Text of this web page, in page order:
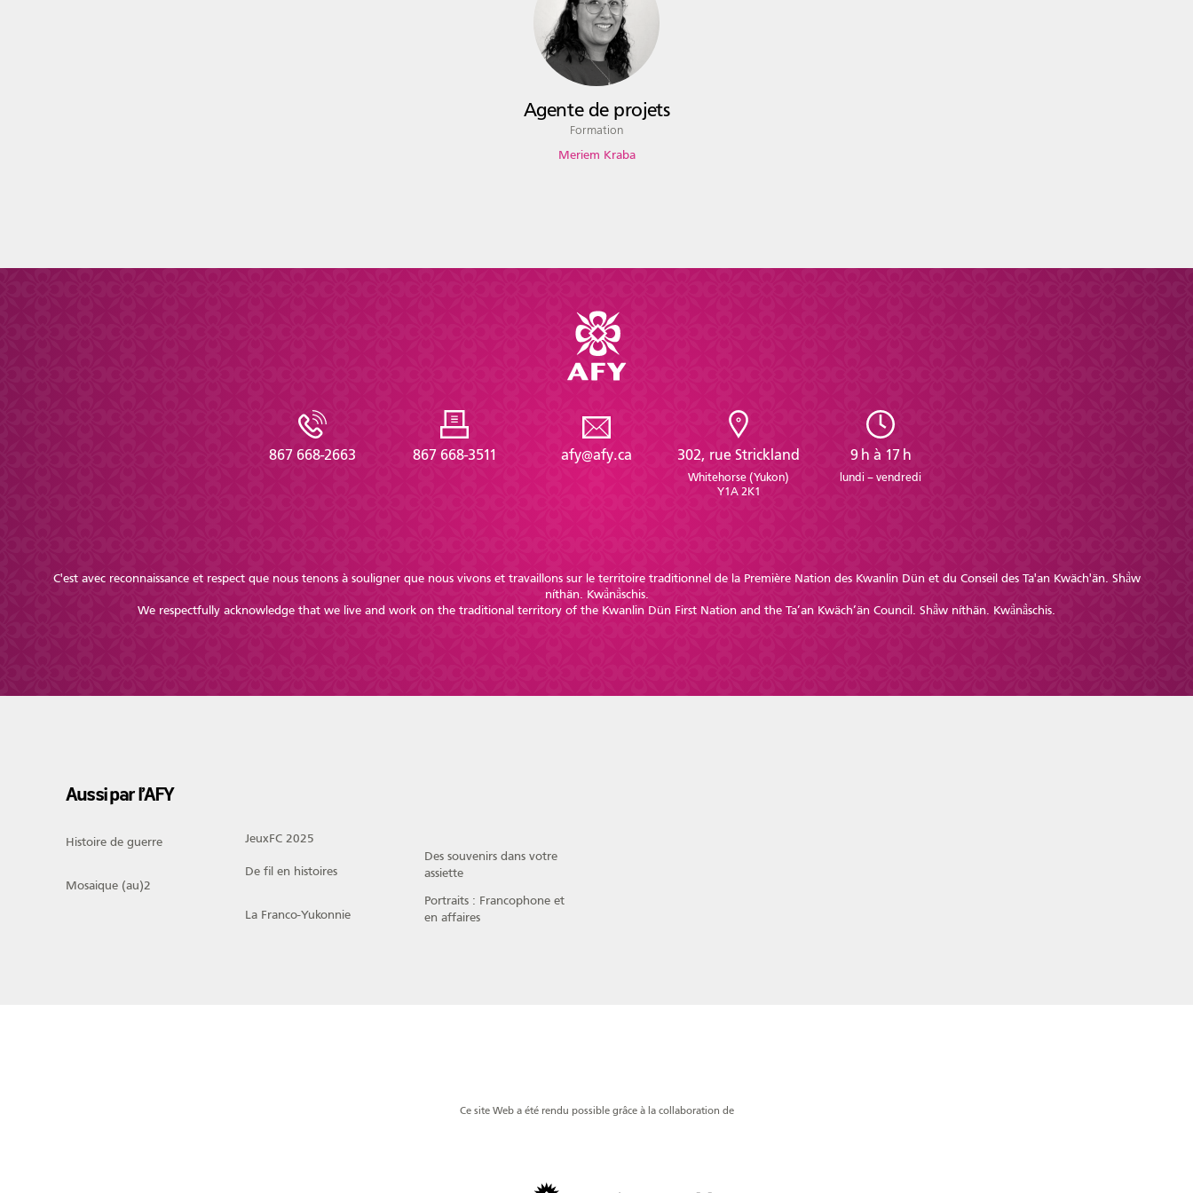
Agente de projets
Formation
Meriem Kraba
867 668-2663 867 668-3511 afy@afy.ca 302, rue Strickland
Whitehorse (Yukon)
Y1A 2K1
9 h à 17 h
lundi – vendredi
C'est avec reconnaissance et respect que nous tenons à souligner que nous vivons et travaillons sur le territoire traditionnel de la Première Nation des Kwanlin Dün et du Conseil des Ta'an Kwäch'än. Shä̀w
níthän. Kwä̀nä̀schis.
We respectfully acknowledge that we live and work on the traditional territory of the Kwanlin Dün First Nation and the Ta’an Kwäch’än Council. Shä̀w níthän. Kwä̀nä̀schis.
Aussi par l’AFY
Histoire de guerre
Mosaique (au)2
JeuxFC 2025
De fil en histoires
La Franco-Yukonnie
Des souvenirs dans votre
assiette
Portraits : Francophone et
en affaires
Ce site Web a été rendu possible grâce à la collaboration de